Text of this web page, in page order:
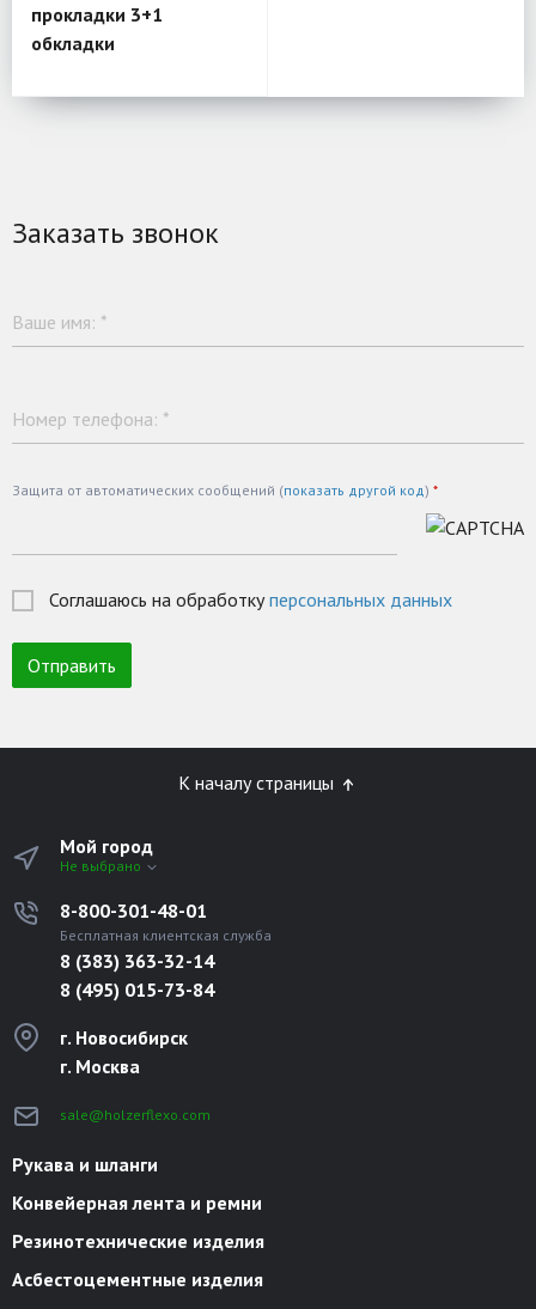
прокладки 3+1
обкладки
Заказать звонок
Ваше имя: *
Номер телефона: *
Защита от автоматических сообщений (показать другой код) *
Соглашаюсь на обработкуперсональных данных
К началу страницы
Мой город
Не выбрано
8-800-301-48-01
Бесплатная клиентская служба
8 (383) 363-32-14
8 (495) 015-73-84
г. Новосибирск
г. Москва
sale@holzerflexo.com
Рукава и шланги
Конвейерная лента и ремни
Резинотехнические изделия
Асбестоцементные изделия